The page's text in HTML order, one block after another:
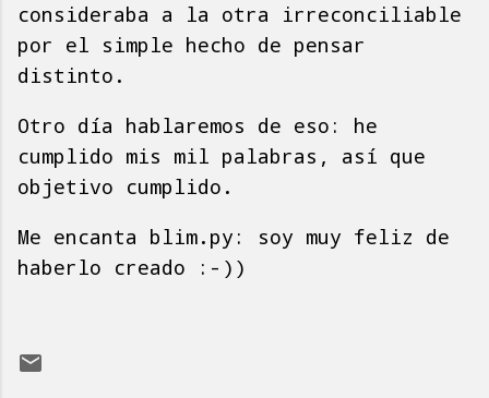
consideraba a la otra irreconciliable
por el simple hecho de pensar
distinto.
Otro día hablaremos de eso: he
cumplido mis mil palabras, así que
objetivo cumplido.
Me encanta blim.py: soy muy feliz de
haberlo creado :-))